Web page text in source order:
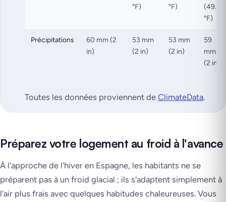
°F)
°F)
(49.9
°F)
Précipitations
60 mm (2
in)
53 mm
(2 in)
53 mm
(2 in)
59
mm
(2 in)
Toutes les données proviennent de ClimateData.
Préparez votre logement au froid à l'avance
À l'approche de l'hiver en Espagne, les habitants ne se
préparent pas à un froid glacial ; ils s'adaptent simplement à
l'air plus frais avec quelques habitudes chaleureuses. Vous